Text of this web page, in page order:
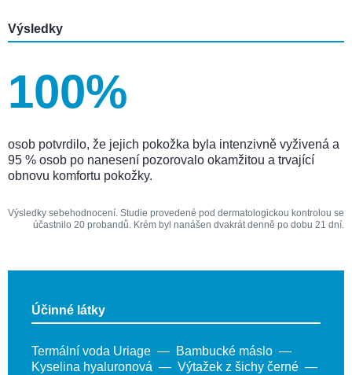
Výsledky
100%
osob potvrdilo, že jejich pokožka byla intenzivně vyživená a
95 % osob po nanesení pozorovalo okamžitou a trvající
obnovu komfortu pokožky.
Výsledky sebehodnocení. Studie provedené pod dermatologickou kontrolou se
účastnilo 20 probandů. Krém byl nanášen dvakrát denně po dobu 21 dní.
Účinné látky
Termální voda Uriage
Bambucké máslo
Kyselina hyaluronová
Výtažek z šichy černé